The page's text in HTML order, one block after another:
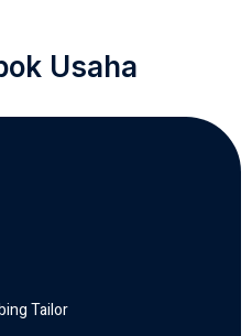
Usaha
Tailor